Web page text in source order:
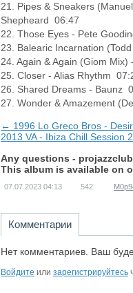
21. Pipes & Sneakers
Shepheard 06:47
22. Those Eyes - Pete
23. Balearic Incarnation
24. Again & Again (Giom
25. Closer - Alias Rhythm
26. Shared Dreams - Baunz
27. Wonder & Amazement
← 1996 Lo Greco Bros -
2013 VA - Ibiza Chill Session
Any questions -
This album is available on
07.07.2023 04:13 542
Комментарии
Нет комментариев. Ваш
Войдите или зарегистрируйтесь